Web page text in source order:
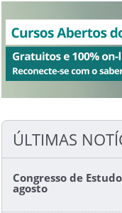
ÚLTIMAS
Congresso de
agosto